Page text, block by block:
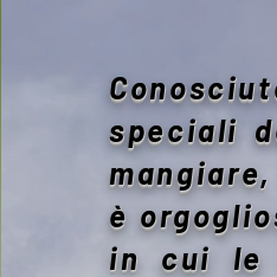
speciali
è
in cui le